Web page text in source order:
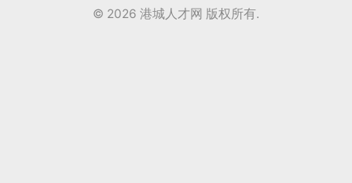
© 2026 港城人才网 版权所有.